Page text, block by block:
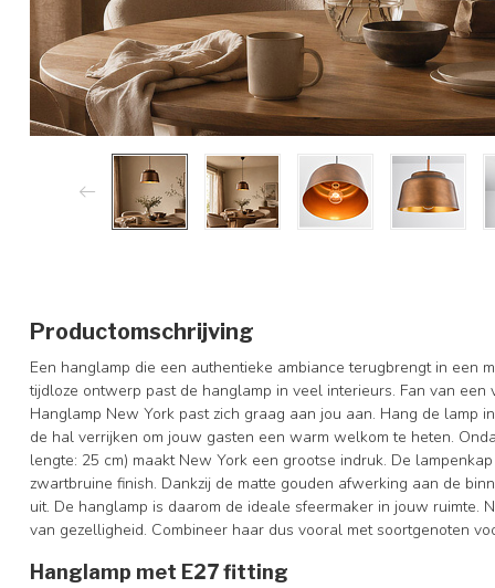
Productomschrijving
Een hanglamp die een authentieke ambiance terugbrengt in een
tijdloze ontwerp past de hanglamp in veel interieurs. Fan van
Hanglamp New York past zich graag aan jou aan. Hang de lamp
de hal verrijken om jouw gasten een warm welkom te heten.
lengte: 25 cm) maakt New York een grootse indruk. De
zwartbruine finish. Dankzij de matte gouden afwerking aan de
uit. De hanglamp is daarom de ideale sfeermaker in jouw ruimte.
van gezelligheid. Combineer haar dus vooral met soortgenoten
Hanglamp met E27 fitting